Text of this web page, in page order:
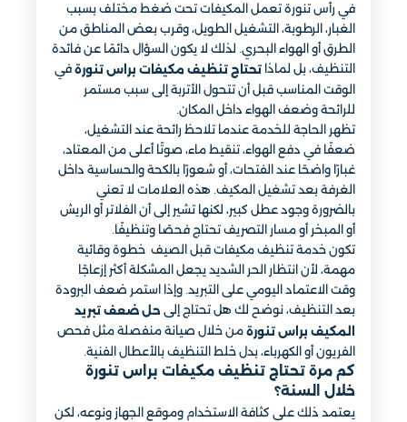
في رأس تنورة تعمل المكيفات تحت ضغط مختلف بسبب
الغبار، الرطوبة، التشغيل الطويل، وقرب بعض المناطق من
الطرق أو الهواء البحري. لذلك لا يكون السؤال دائمًا عن فائدة
التنظيف، بل لماذا تحتاج تنظيف مكيفات براس تنورة في
الوقت المناسب قبل أن تتحول الأتربة إلى سبب مستمر
للرائحة وضعف الهواء داخل المكان.
تظهر الحاجة للخدمة عندما تلاحظ رائحة عند التشغيل،
ضعفًا في دفع الهواء، تنقيط ماء، صوتًا أعلى من المعتاد،
غبارًا واضحًا عند الفتحات، أو شعورًا بالكحة والحساسية داخل
الغرفة بعد تشغيل المكيف. هذه العلامات لا تعني
بالضرورة وجود عطل كبير، لكنها تشير إلى أن الفلاتر أو الريش
أو المبخر أو مسار التصريف تحتاج فحصًا وتنظيفًا.
تكون خدمة تنظيف مكيفات قبل الصيف خطوة وقائية
مهمة، لأن انتظار الحر الشديد يجعل المشكلة أكثر إزعاجًا
وقت الاعتماد اليومي على التبريد. وإذا استمر ضعف البرودة
بعد التنظيف، نوضح لك هل تحتاج إلى حل ضعف تبريد
المكيف براس تنورة من خلال صيانة منفصلة مثل فحص
الفريون أو الكهرباء، بدل خلط التنظيف بالأعطال الفنية.
كم مرة تحتاج تنظيف مكيفات براس تنورة
خلال السنة؟
يعتمد ذلك على كثافة الاستخدام وموقع الجهاز ونوعه، لكن